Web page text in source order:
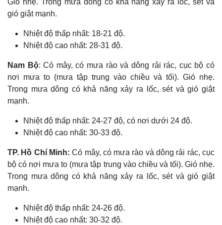
Gió nhẹ. Trong mưa dông có khả năng xảy ra lốc, sét và
gió giật mạnh.
Nhiệt độ thấp nhất: 18-21 độ.
Nhiệt độ cao nhất: 28-31 độ.
Nam Bộ: Có mây, có mưa rào và dông rải rác, cục bộ có
nơi mưa to (mưa tập trung vào chiều và tối). Gió nhẹ.
Trong mưa dông có khả năng xảy ra lốc, sét và gió giật
mạnh.
Nhiệt độ thấp nhất: 24-27 độ, có nơi dưới 24 độ.
Nhiệt độ cao nhất: 30-33 độ.
TP. Hồ Chí Minh: Có mây, có mưa rào và dông rải rác, cục
bộ có nơi mưa to (mưa tập trung vào chiều và tối). Gió nhẹ.
Trong mưa dông có khả năng xảy ra lốc, sét và gió giật
mạnh.
Nhiệt độ thấp nhất: 24-26 độ.
Nhiệt độ cao nhất: 30-32 độ.